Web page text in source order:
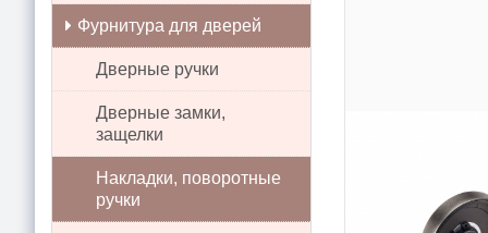
Фурнитура для дверей
Дверные ручки
Дверные замки,
защелки
Накладки, поворотные
ручки